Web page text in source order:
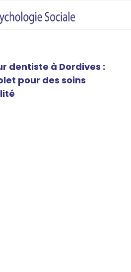
dentiste à Dordives :
pour des soins